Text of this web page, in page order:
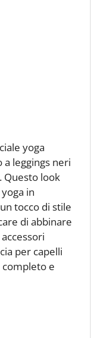
yoga
leggings neri
Questo look
in
tocco di stile
di abbinare
per capelli
completo e